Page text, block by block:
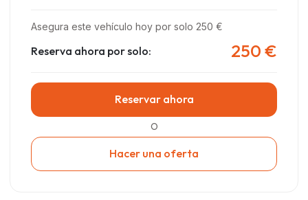
Asegura este vehículo hoy por solo 250 €
Reserva ahora por solo: 250 €
Reservar ahora
O
Hacer una oferta